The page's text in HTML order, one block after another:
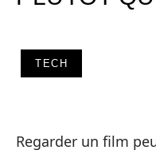
TECH
Regarder un film